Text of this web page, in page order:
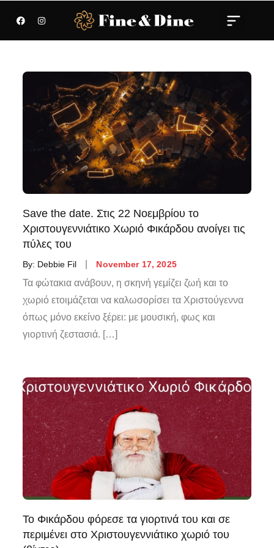
Save the date. Στις 22 Νοεμβρίου το
Χριστουγεννιάτικο Χωριό Φικάρδου ανοίγει τις
πύλες του
By: Debbie Fil November 17, 2025
Τα φώτακια ανάβουν, η σκηνή γεμίζει ζωή και το
χωριό ετοιμάζεται να καλωσορίσει τα Χριστούγεννα
όπως μόνο εκείνο ξέρει: με μουσική, φως και
γιορτινή ζεστασιά. […]
Το Φικάρδου φόρεσε τα γιορτινά του και σε
περιμένει στο Χριστουγεννιάτικο χωριό του